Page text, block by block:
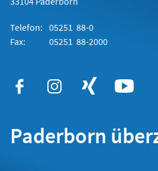
Telefon: 05251 88-0
Fax:
05251 88-2000
Paderborn